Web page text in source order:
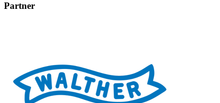
Partner